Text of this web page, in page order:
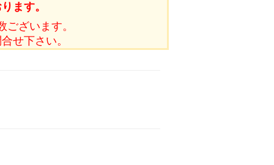
ムます。
ざいます。
せ下さい。